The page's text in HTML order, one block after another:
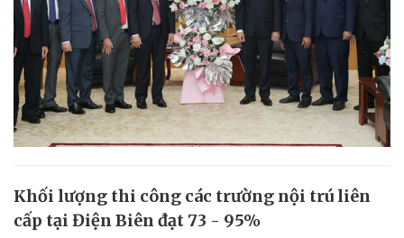
Khối lượng thi công các trường nội trú liên
cấp tại Điện Biên đạt 73 - 95%